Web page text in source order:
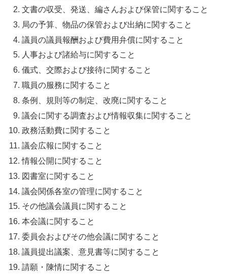
文書の収受、発送、編さんおよび保管に関すること
局の予算、物品の保管および出納に関すること
議員の議員報酬および費用弁償に関すること
人事および諸給与に関すること
儀式、交際および接待に関すること
職員の服務に関すること
条例、規則等の制定、改廃に関すること
議会に関する調査および情報収集に関すること
政務活動費に関すること
議会広報に関すること
情報公開に関すること
図書室に関すること
議会関係各室の管理に関すること
その他議会議員に関すること
本会議に関すること
委員会およびその他会議に関すること
議員提出議案、意見書等に関すること
請願・陳情に関すること